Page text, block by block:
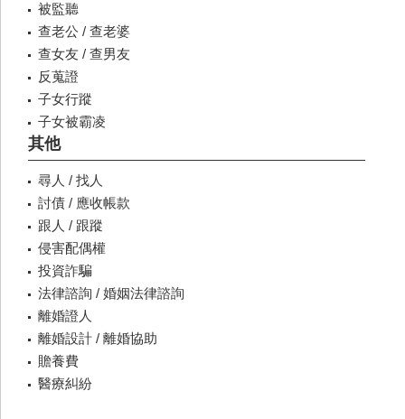
被監聽
查老公 / 查老婆
查女友 / 查男友
反蒐證
子女行蹤
子女被霸凌
其他
尋人 / 找人
討債 / 應收帳款
跟人 / 跟蹤
侵害配偶權
投資詐騙
法律諮詢 / 婚姻法律諮詢
離婚證人
離婚設計 / 離婚協助
贍養費
醫療糾紛